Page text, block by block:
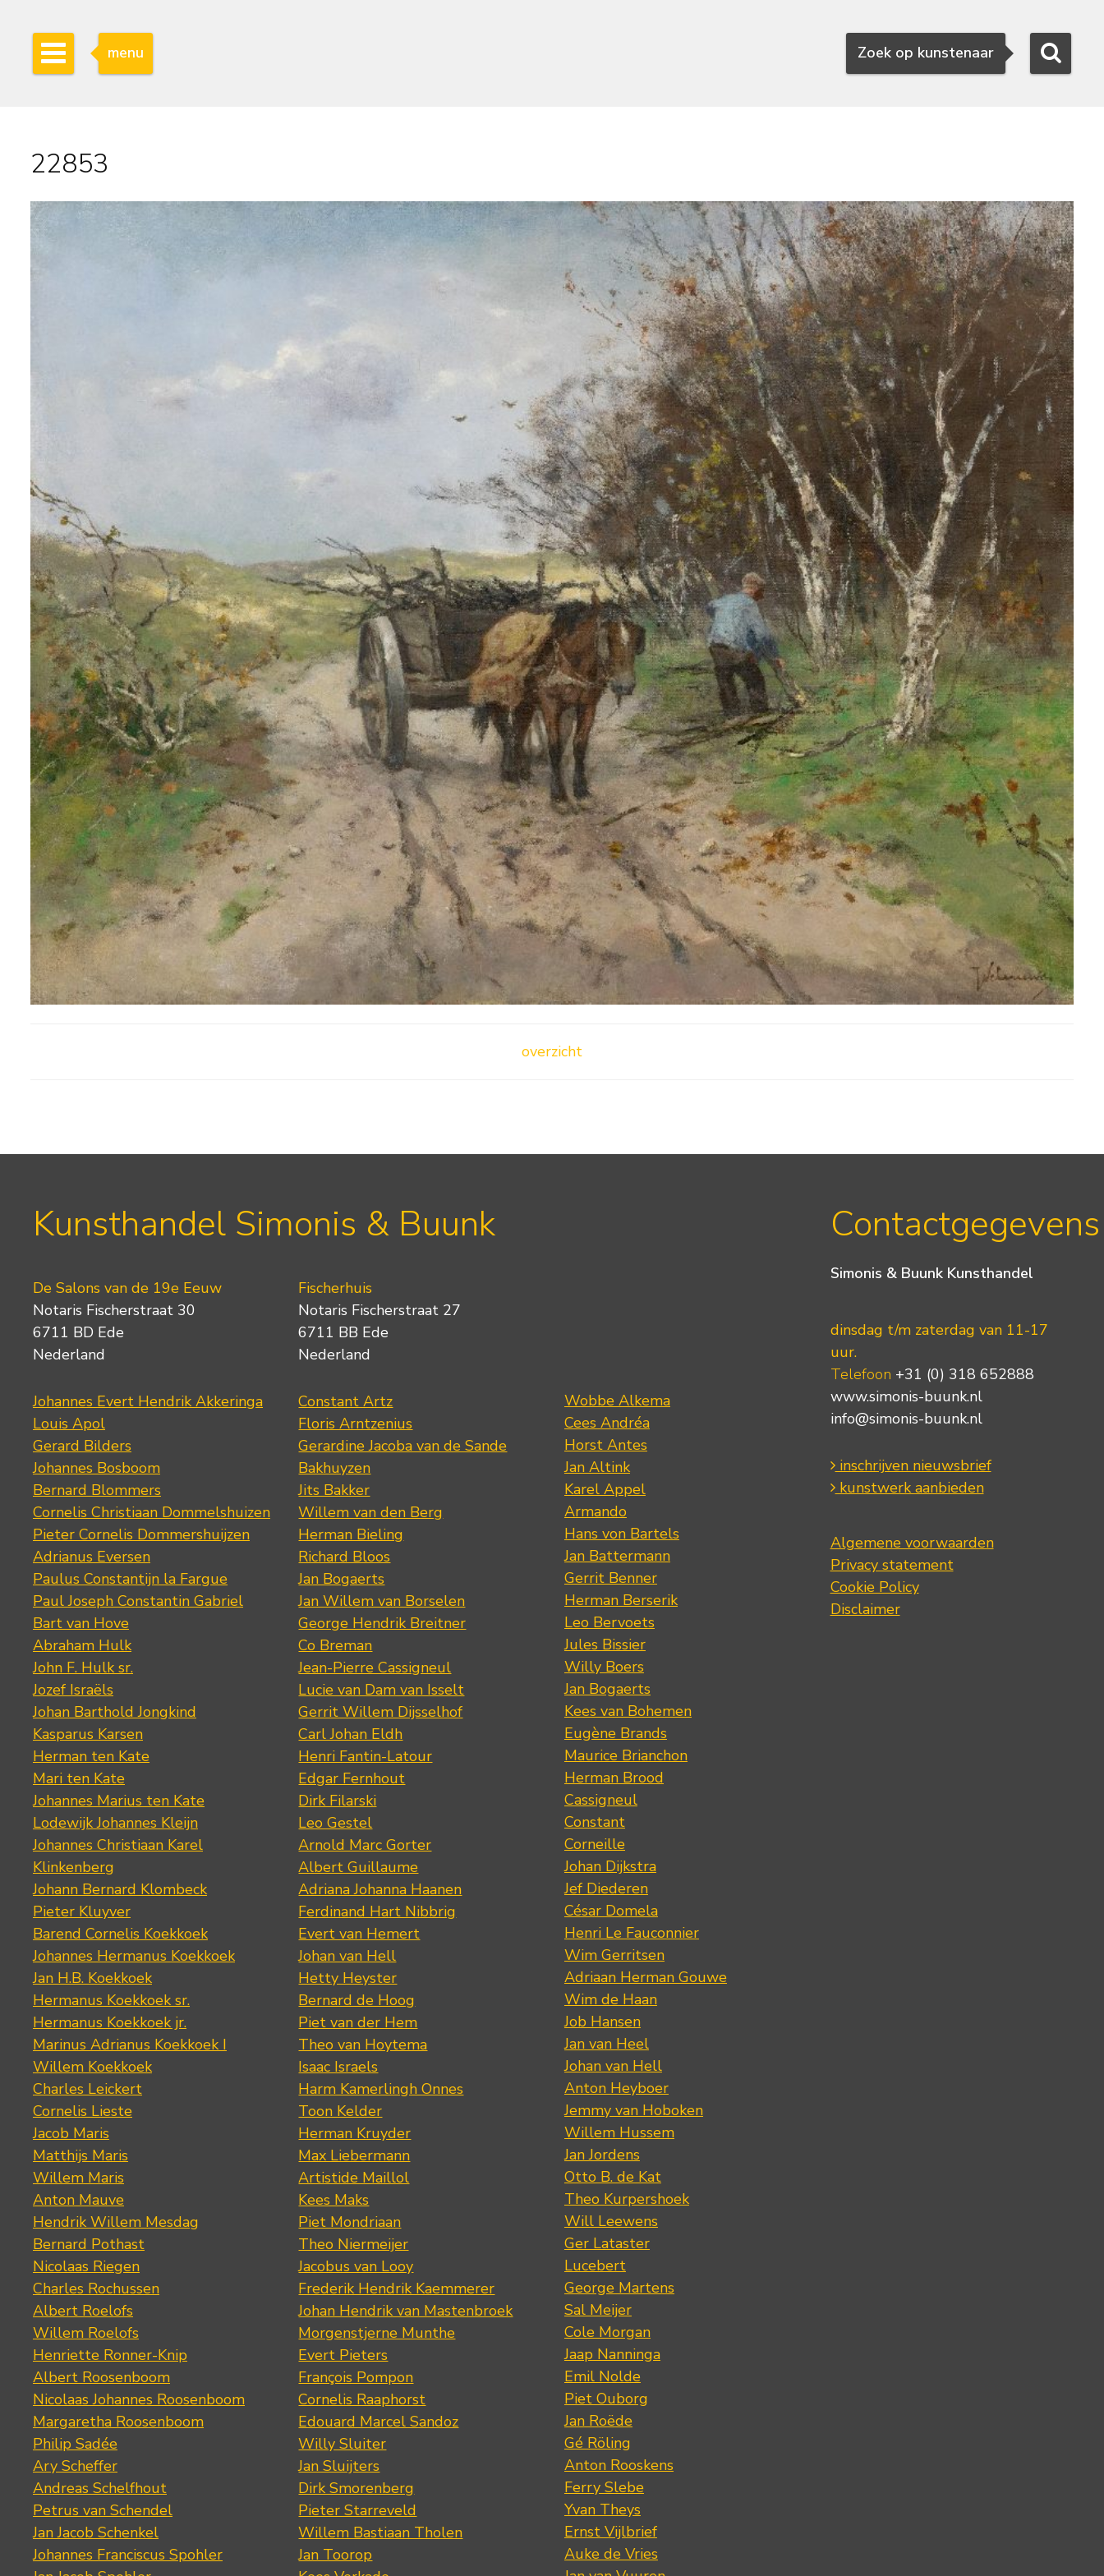
Zoeken
Zoek op kunstenaar
menu
22853
overzicht
Kunsthandel Simonis & Buunk
De Salons van de 19e Eeuw
Notaris Fischerstraat 30
6711 BD Ede
Nederland
Johannes Evert Hendrik Akkeringa
Louis Apol
Gerard Bilders
Johannes Bosboom
Bernard Blommers
Cornelis Christiaan Dommelshuizen
Pieter Cornelis Dommershuijzen
Adrianus Eversen
Paulus Constantijn la Fargue
Paul Joseph Constantin Gabriel
Bart van Hove
Abraham Hulk
John F. Hulk sr.
Jozef Israëls
Johan Barthold Jongkind
Kasparus Karsen
Herman ten Kate
Mari ten Kate
Johannes Marius ten Kate
Lodewijk Johannes Kleijn
Johannes Christiaan Karel
Klinkenberg
Johann Bernard Klombeck
Pieter Kluyver
Barend Cornelis Koekkoek
Johannes Hermanus Koekkoek
Jan H.B. Koekkoek
Hermanus Koekkoek sr.
Hermanus Koekkoek jr.
Marinus Adrianus Koekkoek I
Willem Koekkoek
Charles Leickert
Cornelis Lieste
Jacob Maris
Matthijs Maris
Willem Maris
Anton Mauve
Hendrik Willem Mesdag
Bernard Pothast
Nicolaas Riegen
Charles Rochussen
Albert Roelofs
Willem Roelofs
Henriette Ronner-Knip
Albert Roosenboom
Nicolaas Johannes Roosenboom
Margaretha Roosenboom
Philip Sadée
Ary Scheffer
Andreas Schelfhout
Petrus van Schendel
Jan Jacob Schenkel
Johannes Franciscus Spohler
Fischerhuis
Notaris Fischerstraat 27
6711 BB Ede
Nederland
Constant Artz
Floris Arntzenius
Gerardine Jacoba van de Sande
Bakhuyzen
Jits Bakker
Willem van den Berg
Herman Bieling
Richard Bloos
Jan Bogaerts
Jan Willem van Borselen
George Hendrik Breitner
Co Breman
Jean-Pierre Cassigneul
Lucie van Dam van Isselt
Gerrit Willem Dijsselhof
Carl Johan Eldh
Henri Fantin-Latour
Edgar Fernhout
Dirk Filarski
Leo Gestel
Arnold Marc Gorter
Albert Guillaume
Adriana Johanna Haanen
Ferdinand Hart Nibbrig
Evert van Hemert
Johan van Hell
Hetty Heyster
Bernard de Hoog
Piet van der Hem
Theo van Hoytema
Isaac Israels
Harm Kamerlingh Onnes
Toon Kelder
Herman Kruyder
Max Liebermann
Artistide Maillol
Kees Maks
Piet Mondriaan
Theo Niermeijer
Jacobus van Looy
Frederik Hendrik Kaemmerer
Johan Hendrik van Mastenbroek
Morgenstjerne Munthe
Evert Pieters
François Pompon
Cornelis Raaphorst
Edouard Marcel Sandoz
Willy Sluiter
Jan Sluijters
Dirk Smorenberg
Pieter Starreveld
Willem Bastiaan Tholen
Jan Toorop
Wobbe Alkema
Cees Andréa
Horst Antes
Jan Altink
Karel Appel
Armando
Hans von Bartels
Jan Battermann
Gerrit Benner
Herman Berserik
Leo Bervoets
Jules Bissier
Willy Boers
Jan Bogaerts
Kees van Bohemen
Eugène Brands
Maurice Brianchon
Herman Brood
Cassigneul
Constant
Corneille
Johan Dijkstra
Jef Diederen
César Domela
Henri Le Fauconnier
Wim Gerritsen
Adriaan Herman Gouwe
Wim de Haan
Job Hansen
Jan van Heel
Johan van Hell
Anton Heyboer
Jemmy van Hoboken
Willem Hussem
Jan Jordens
Otto B. de Kat
Theo Kurpershoek
Will Leewens
Ger Lataster
Lucebert
George Martens
Sal Meijer
Cole Morgan
Jaap Nanninga
Emil Nolde
Piet Ouborg
Jan Roëde
Gé Röling
Anton Rooskens
Ferry Slebe
Yvan Theys
Ernst Vijlbrief
Auke de Vries
Contactgegevens
Simonis & Buunk Kunsthandel
dinsdag t/m zaterdag van 11-17
uur.
Telefoon +31 (0) 318 652888
www.simonis-buunk.nl
info@simonis-buunk.nl
inschrijven nieuwsbrief
kunstwerk aanbieden
Algemene voorwaarden
Privacy statement
Cookie Policy
Disclaimer